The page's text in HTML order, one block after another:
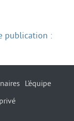
publication :
L’équipe